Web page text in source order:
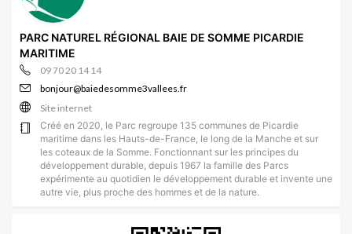
PARC NATUREL RÉGIONAL BAIE DE SOMME PICARDIE
MARITIME
09 70 20 14 14
bonjour@baiedesomme3vallees.fr
Site internet
Créé en 2020, le Parc regroupe 135 communes de Picardie
maritime dans les Hauts-de-France, le long de la Manche et sur
les coteaux de la Somme. Fonctionnant sur les principes du
développement durable, depuis 1967 la famille des Parcs
expérimente au quotidien le développement durable et invente une
autre vie, plus proche des hommes et de la nature.